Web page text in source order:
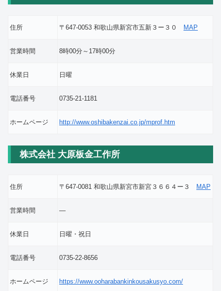
住所 〒647-0053 和歌山県新宮市五新３ー３０ MAP
営業時間 8時00分～17時00分
休業日 日曜
電話番号 0735-21-1181
ホームページ http://www.oshibakenzai.co.jp/mprof.htm
株式会社 大原板金工作所
住所 〒647-0081 和歌山県新宮市新宮３６６４ー３ MAP
営業時間 ―
休業日 日曜・祝日
電話番号 0735-22-8656
ホームページ https://www.ooharabankinkousakusyo.com/